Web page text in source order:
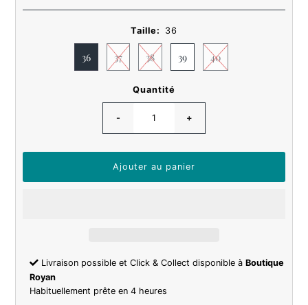
Taille: 36
36 37 38 39 40
Quantité
- +
Livraison possible et Click & Collect disponible àBoutique
Royan
Habituellement prête en 4 heures